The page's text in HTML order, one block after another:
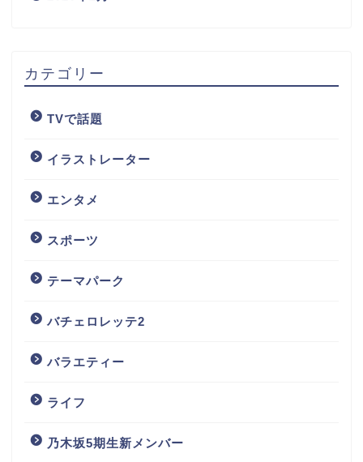
カテゴリー
TVで話題
イラストレーター
エンタメ
スポーツ
テーマパーク
バチェロレッテ2
バラエティー
ライフ
乃木坂5期生新メンバー